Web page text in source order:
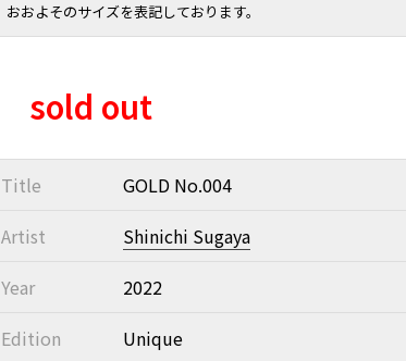
おおよそのサイズを表記しております。
sold out
Title
GOLD No.004
Artist
Shinichi Sugaya
Year
2022
Edition
Unique